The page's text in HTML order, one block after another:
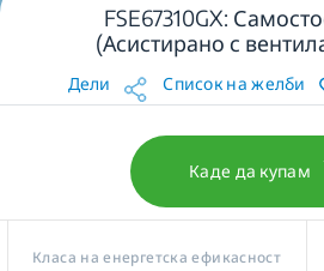
FSE67310GX:
(Асистирано с
Дели Список на желби
Каде да купам
Класа на енергетска ефикасност